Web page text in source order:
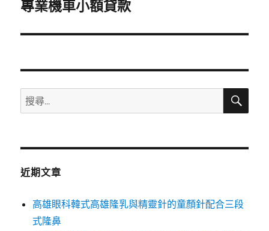
一
文
專業機車小額貸款
搜
尋
鍵
搜
近期文章
高雄眼科韓式高雄隆乳與精靈針的童顏針配合三段
式隆鼻